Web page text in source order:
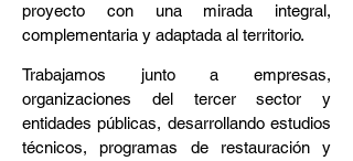
proyecto con una mirada integral,
complementaria y adaptada al territorio.
Trabajamos junto a empresas,
organizaciones del tercer sector y
entidades públicas, desarrollando estudios
técnicos, programas de restauración y